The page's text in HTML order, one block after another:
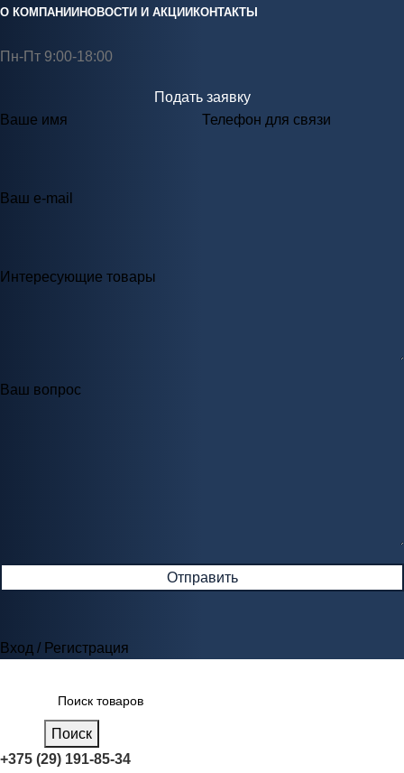
О КОМПАНИИ НОВОСТИ И АКЦИИ КОНТАКТЫ
Пн-Пт 9:00-18:00
Подать заявку
Ваше имя
Телефон для связи
Ваш e-mail
Интересующие товары
Ваш вопрос
Вход / Регистрация
Поиск
+375 (29) 191-85-34